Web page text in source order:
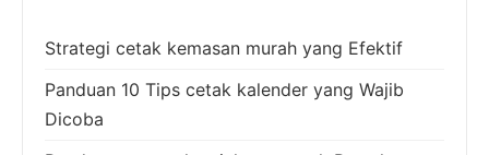
Strategi cetak kemasan murah yang Efektif
Panduan 10 Tips cetak kalender yang Wajib
Dicoba